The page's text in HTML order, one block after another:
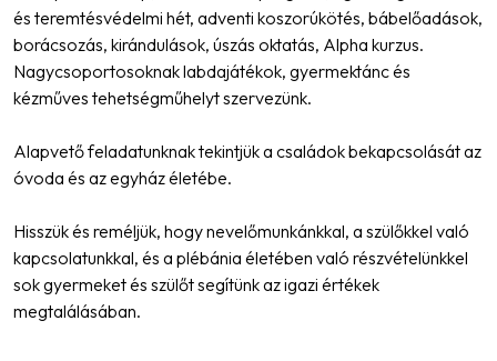
és teremtésvédelmi hét, adventi koszorúkötés, bábelőadások,
borácsozás, kirándulások, úszás oktatás, Alpha kurzus.
Nagycsoportosoknak labdajátékok, gyermektánc és
kézműves tehetségműhelyt szervezünk.
Alapvető feladatunknak tekintjük a családok bekapcsolását az
óvoda és az egyház életébe.
Hisszük és reméljük, hogy nevelőmunkánkkal, a szülőkkel való
kapcsolatunkkal, és a plébánia életében való részvételünkkel
sok gyermeket és szülőt segítünk az igazi értékek
megtalálásában.